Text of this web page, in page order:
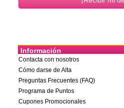
Información
Contacta con nosotros
Cómo darse de Alta
Preguntas Frecuentes (FAQ)
Programa de Puntos
Cupones Promocionales